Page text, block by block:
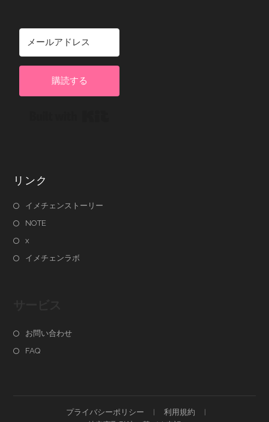
購読する
リンク
イメチェンストーリー
NOTE
x
イメチェンラボ
お問い合わせ
FAQ
プライバシーポリシー
利用規約